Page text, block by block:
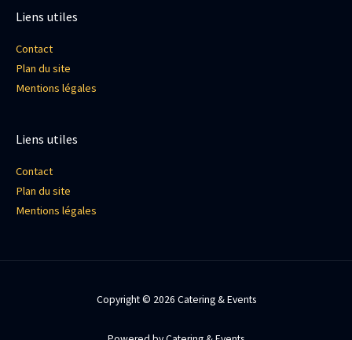
Liens utiles
Contact
Plan du site
Mentions légales
Liens utiles
Contact
Plan du site
Mentions légales
Copyright © 2026 Catering & Events